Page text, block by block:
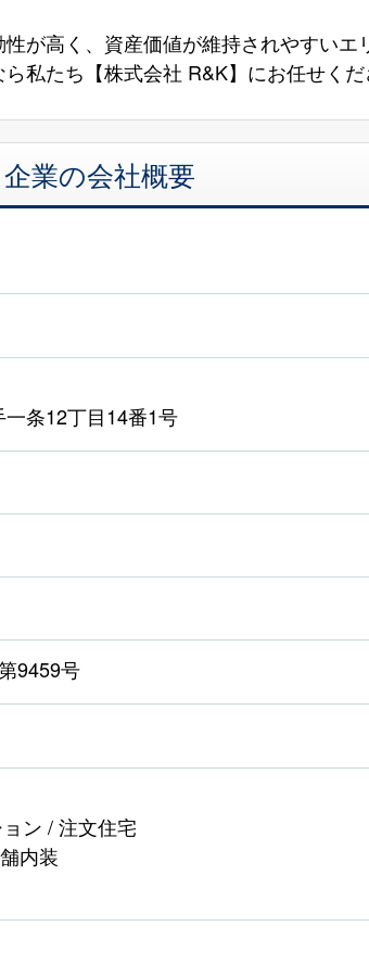
が高く、資産価値が維持されやすいエ
私たち【株式会社 R&K】にお任せくだ
業の会社概要
条12丁目14番1号
9459号
ン / 注文住宅
内装